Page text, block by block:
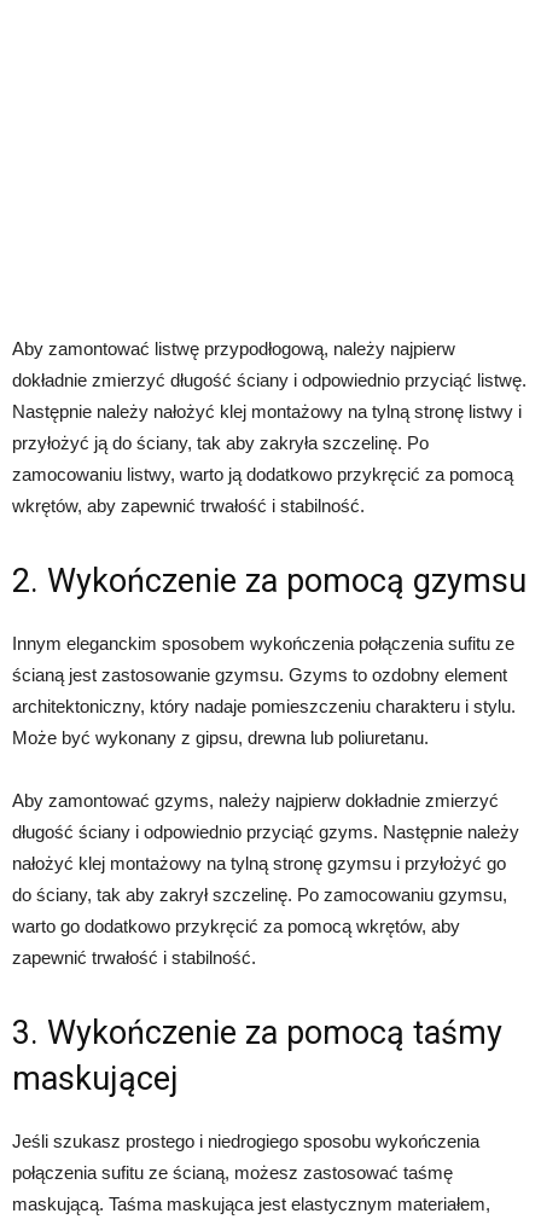
Aby zamontować listwę przypodłogową, należy najpierw
dokładnie zmierzyć długość ściany i odpowiednio przyciąć listwę.
Następnie należy nałożyć klej montażowy na tylną stronę listwy i
przyłożyć ją do ściany, tak aby zakryła szczelinę. Po
zamocowaniu listwy, warto ją dodatkowo przykręcić za pomocą
wkrętów, aby zapewnić trwałość i stabilność.
2. Wykończenie za pomocą gzymsu
Innym eleganckim sposobem wykończenia połączenia sufitu ze
ścianą jest zastosowanie gzymsu. Gzyms to ozdobny element
architektoniczny, który nadaje pomieszczeniu charakteru i stylu.
Może być wykonany z gipsu, drewna lub poliuretanu.
Aby zamontować gzyms, należy najpierw dokładnie zmierzyć
długość ściany i odpowiednio przyciąć gzyms. Następnie należy
nałożyć klej montażowy na tylną stronę gzymsu i przyłożyć go
do ściany, tak aby zakrył szczelinę. Po zamocowaniu gzymsu,
warto go dodatkowo przykręcić za pomocą wkrętów, aby
zapewnić trwałość i stabilność.
3. Wykończenie za pomocą taśmy
maskującej
Jeśli szukasz prostego i niedrogiego sposobu wykończenia
połączenia sufitu ze ścianą, możesz zastosować taśmę
maskującą. Taśma maskująca jest elastycznym materiałem,